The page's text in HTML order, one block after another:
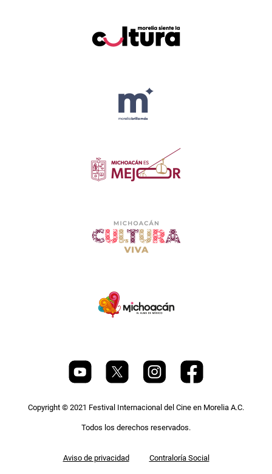
Copyright © 2021 Festival Internacional del Cine en Morelia A.C.
Todos los derechos reservados.
Aviso de privacidad Contraloría Social